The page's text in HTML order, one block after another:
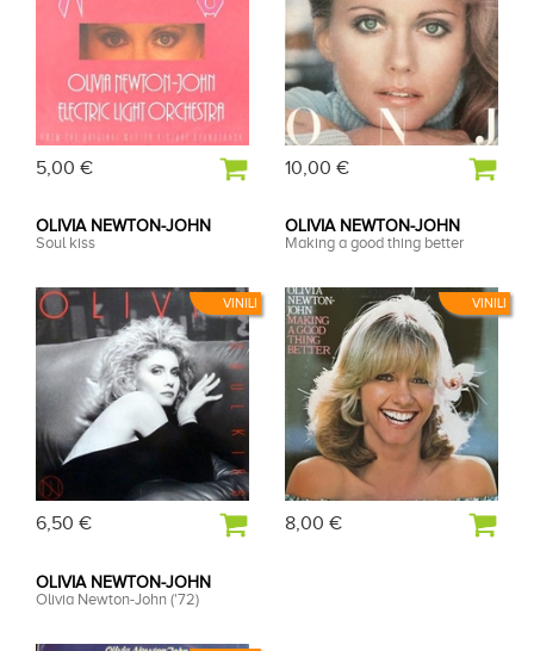
5,00 € 10,00 €
VINILI
OLIVIA NEWTON-JOHN
Soul kiss
6,50 €
VINILI
OLIVIA NEWTON-JOHN
Making a good thing better
8,00 €
OLIVIA NEWTON-JOHN
Olivia Newton-John ('72)